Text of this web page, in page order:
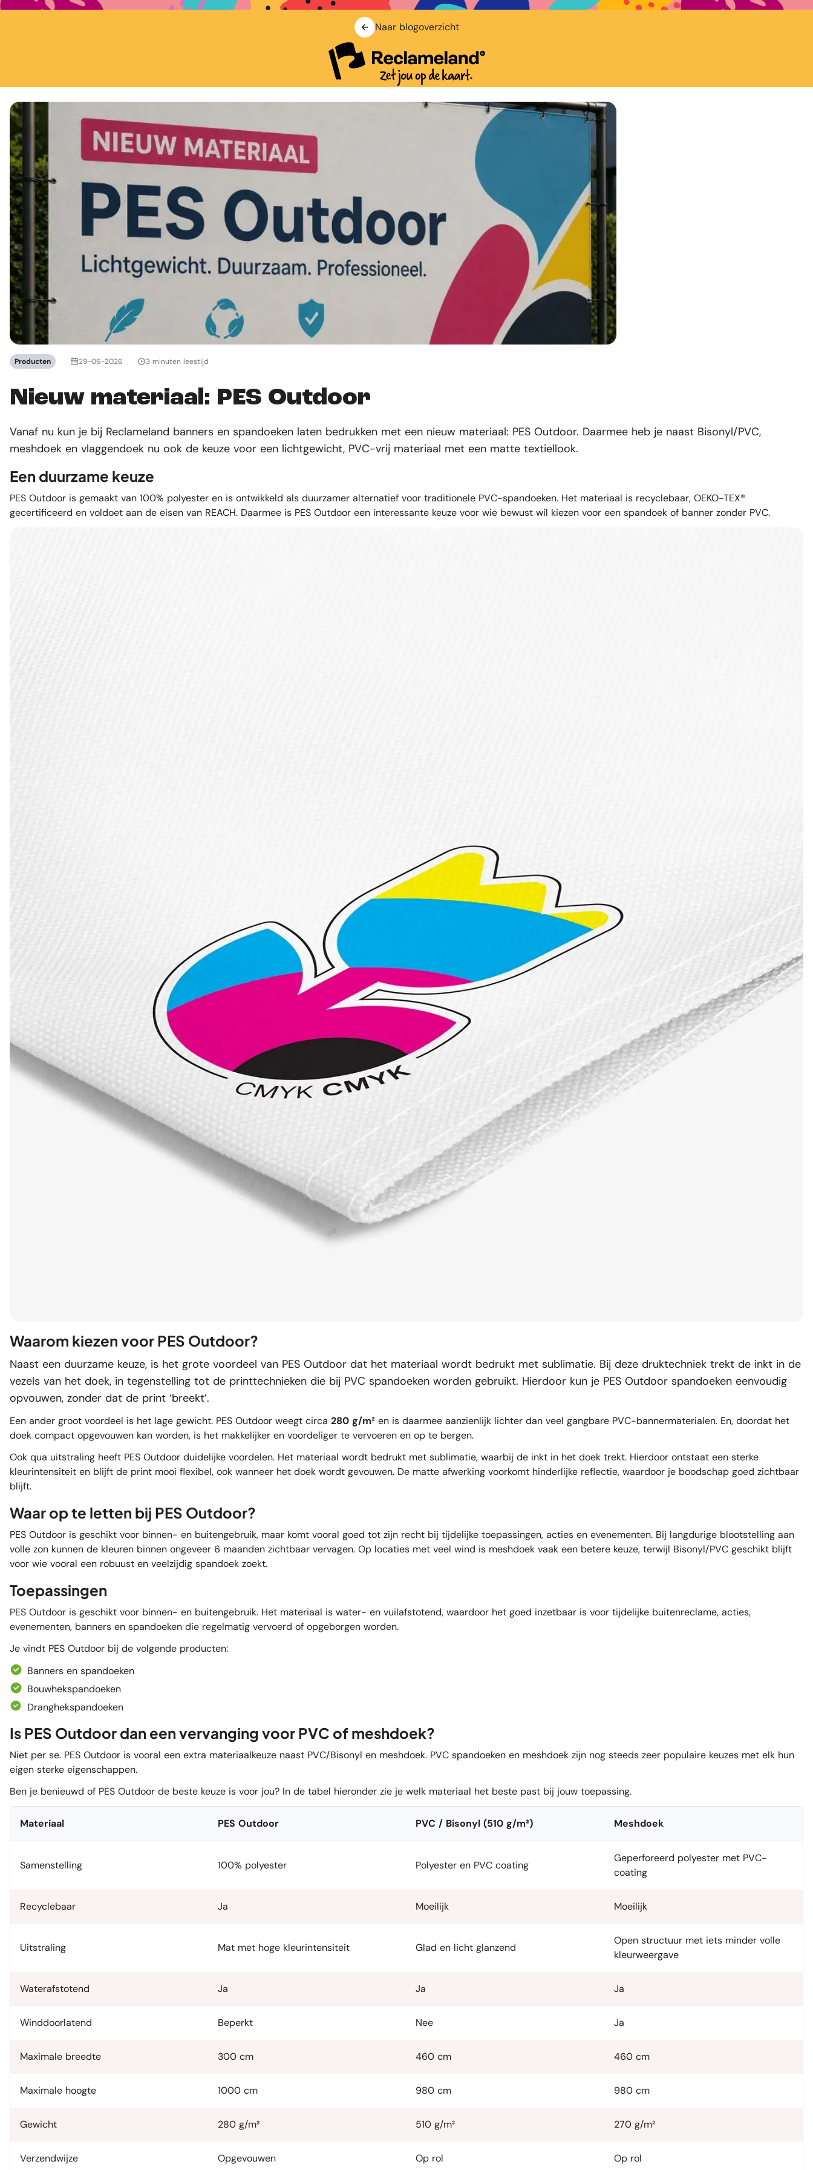
Naar blogoverzicht
Producten 29-06-2026 3 minuten leestijd
Nieuw materiaal: PES Outdoor
Vanaf nu kun je bij Reclameland banners en spandoeken laten bedrukken met een nieuw materiaal: PES Outdoor. Daarmee heb je naast Bisonyl/PVC,
meshdoek en vlaggendoek nu ook de keuze voor een lichtgewicht, PVC-vrij materiaal met een matte textiellook.
Een duurzame keuze
PES Outdoor is gemaakt van 100% polyester en is ontwikkeld als duurzamer alternatief voor traditionele PVC-spandoeken. Het materiaal is recyclebaar, OEKO-TEX®
gecertificeerd en voldoet aan de eisen van REACH. Daarmee is PES Outdoor een interessante keuze voor wie bewust wil kiezen voor een spandoek of banner zonder PVC.
Waarom kiezen voor PES Outdoor?
Naast een duurzame keuze, is het grote voordeel van PES Outdoor dat het materiaal wordt bedrukt met sublimatie. Bij deze druktechniek trekt de inkt in de
vezels van het doek, in tegenstelling tot de printtechnieken die bij PVC spandoeken worden gebruikt. Hierdoor kun je PES Outdoor spandoeken eenvoudig
opvouwen, zonder dat de print ‘breekt’.
Een ander groot voordeel is het lage gewicht. PES Outdoor weegt circa 280 g/m² en is daarmee aanzienlijk lichter dan veel gangbare PVC-bannermaterialen. En, doordat het
doek compact opgevouwen kan worden, is het makkelijker en voordeliger te vervoeren en op te bergen.
Ook qua uitstraling heeft PES Outdoor duidelijke voordelen. Het materiaal wordt bedrukt met sublimatie, waarbij de inkt in het doek trekt. Hierdoor ontstaat een sterke
kleurintensiteit en blijft de print mooi flexibel, ook wanneer het doek wordt gevouwen. De matte afwerking voorkomt hinderlijke reflectie, waardoor je boodschap goed zichtbaar
blijft.
Waar op te letten bij PES Outdoor?
PES Outdoor is geschikt voor binnen- en buitengebruik, maar komt vooral goed tot zijn recht bij tijdelijke toepassingen, acties en evenementen. Bij langdurige blootstelling aan
volle zon kunnen de kleuren binnen ongeveer 6 maanden zichtbaar vervagen. Op locaties met veel wind is meshdoek vaak een betere keuze, terwijl Bisonyl/PVC geschikt blijft
voor wie vooral een robuust en veelzijdig spandoek zoekt.
Toepassingen
PES Outdoor is geschikt voor binnen- en buitengebruik. Het materiaal is water- en vuilafstotend, waardoor het goed inzetbaar is voor tijdelijke buitenreclame, acties,
evenementen, banners en spandoeken die regelmatig vervoerd of opgeborgen worden.
Je vindt PES Outdoor bij de volgende producten:
Banners en spandoeken
Bouwhekspandoeken
Dranghekspandoeken
Is PES Outdoor dan een vervanging voor PVC of meshdoek?
Niet per se. PES Outdoor is vooral een extra materiaalkeuze naast PVC/Bisonyl en meshdoek. PVC spandoeken en meshdoek zijn nog steeds zeer populaire keuzes met elk hun
eigen sterke eigenschappen.
Ben je benieuwd of PES Outdoor de beste keuze is voor jou? In de tabel hieronder zie je welk materiaal het beste past bij jouw toepassing.
Materiaal PES Outdoor PVC / Bisonyl (510 g/m²) Meshdoek
Samenstelling 100% polyester Polyester en PVC coating
Geperforeerd polyester met PVC-
coating
Recyclebaar Ja Moeilijk Moeilijk
Uitstraling Mat met hoge kleurintensiteit Glad en licht glanzend
Open structuur met iets minder volle
kleurweergave
Waterafstotend Ja Ja Ja
Winddoorlatend Beperkt Nee Ja
Maximale breedte 300 cm 460 cm 460 cm
Maximale hoogte 1000 cm 980 cm 980 cm
Gewicht 280 g/m² 510 g/m² 270 g/m²
Verzendwijze Opgevouwen Op rol Op rol